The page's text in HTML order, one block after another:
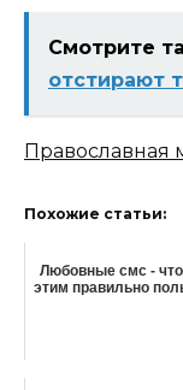
Смотрите
отстирают
Православная
Похожие статьи:
Любовные смс - что
этим правильно